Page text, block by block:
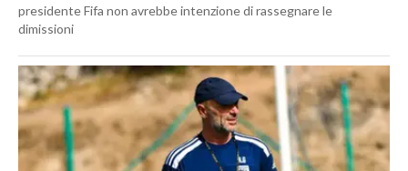
presidente Fifa non avrebbe intenzione di rassegnare le
dimissioni